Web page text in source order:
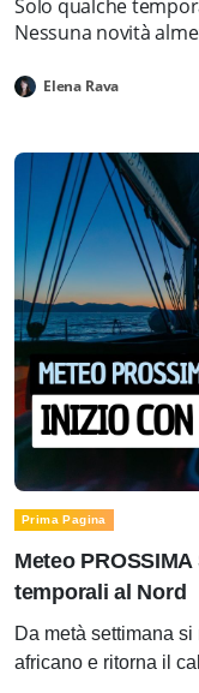
Solo qualche
Nessuna novità
Elena Rava
Prima Pagina
Meteo
temporali al Nord
Da metà settimana
africano e ritorna il